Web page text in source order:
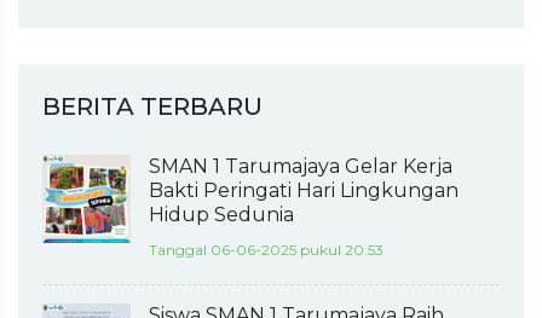
BERITA TERBARU
SMAN 1 Tarumajaya Gelar Kerja
Bakti Peringati Hari Lingkungan
Hidup Sedunia
Tanggal 06-06-2025 pukul 20:53